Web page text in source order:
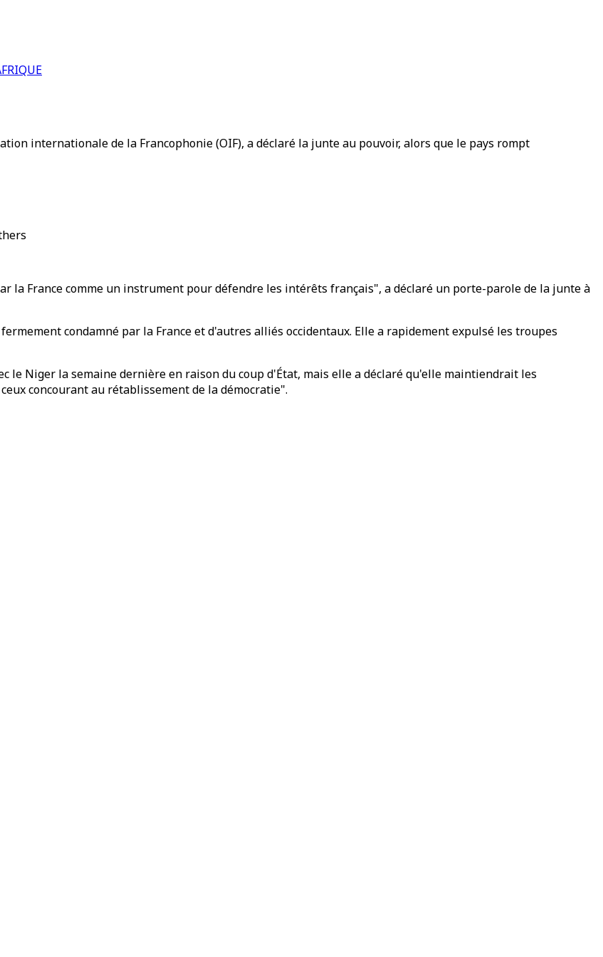
internationale de la Francophonie (OIF), a déclaré la junte au pouvoir, alors que le pays rompt
la France comme un instrument pour défendre les intérêts français", a déclaré un porte-parole de la junte à
condamné par la France et d'autres alliés occidentaux. Elle a rapidement expulsé les troupes
le Niger la semaine dernière en raison du coup d'État, mais elle a déclaré qu'elle maintiendrait les
concourant au rétablissement de la démocratie".